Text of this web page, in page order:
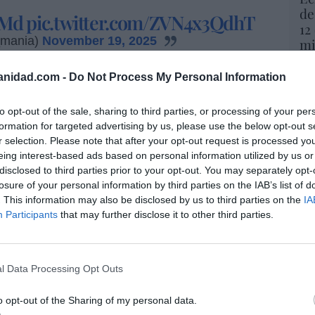
- Do Not Process My Personal Information
opt-out of the sale, sharing to third parties, or processing of your
for targeted advertising by us, please use the below opt-out
selection. Please note that after your opt-out request is processed
interest-based ads based on personal information utilized by us
to third parties prior to your opt-out. You may separately
of your personal information by third parties on the IAB’s list of
This information may also be disclosed by us to third parties on the
Participants that may further disclose it to other third parties.
Data Processing Opt Outs
opt-out of the Sharing of my personal data.
pic.twitter.com/ZVN4x3QdhT
November 19, 2025
porcentajes en votosy el panorama
de 144 escaños, Feijóo con 95 asientos
71 representantes y Yolanda obtendría 13
de Podemos que lograría 5.
los primeros días del mes, coincidiendo con
sobre el ministro Ángel Víctor Torres, con
con las novedades de la Caja B del
los escándalos judiciales de David
importante como afectar a
el principal problema que
y